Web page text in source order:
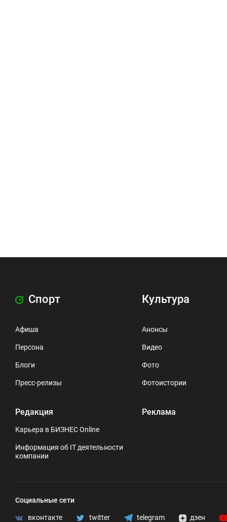
Спорт
Афиша
Персона
Блоги
Пресс-релизы
Редакция
Карьера в БИЗНЕС Online
Информация об IT деятельности
компании
Культура
Анонсы
Видео
Фото
Фотоистории
Реклама
Социальные сети
вконтакте twitter telegram дзен